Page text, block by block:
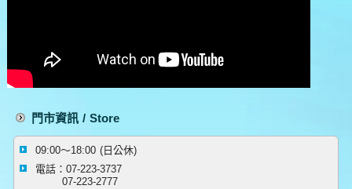
門市資訊 / Store
09:00～18:00 (日公休)
電話：07-223-3737
07-223-2777